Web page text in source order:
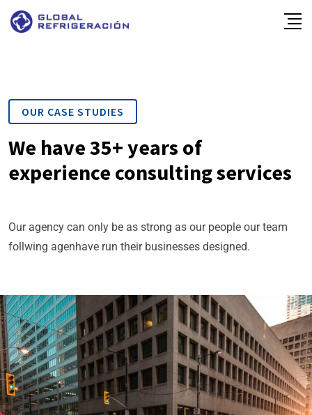
OUR CASE STUDIES
We have 35+ years of
experience consulting services
Our agency can only be as strong as our people our team
follwing agenhave run their businesses designed.